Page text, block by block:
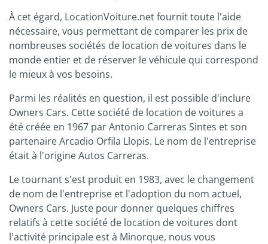
À cet égard, LocationVoiture.net fournit toute l'aide
nécessaire, vous permettant de comparer les prix de
nombreuses sociétés de location de voitures dans le
monde entier et de réserver le véhicule qui correspond
le mieux à vos besoins.
Parmi les réalités en question, il est possible d'inclure
Owners Cars. Cette société de location de voitures a
été créée en 1967 par Antonio Carreras Sintes et son
partenaire Arcadio Orfila Llopis. Le nom de l'entreprise
était à l'origine Autos Carreras.
Le tournant s'est produit en 1983, avec le changement
de nom de l'entreprise et l'adoption du nom actuel,
Owners Cars. Juste pour donner quelques chiffres
relatifs à cette société de location de voitures dont
l'activité principale est à Minorque, nous vous